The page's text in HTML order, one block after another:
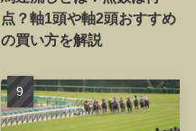
点？軸1頭や軸2頭おすすめ
の買い方を解説